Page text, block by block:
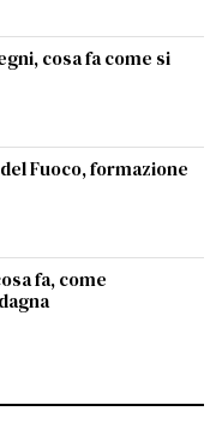
cosa fa come si
Fuoco, formazione
fa, come